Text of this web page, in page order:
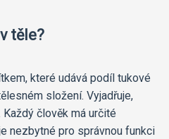
těle?
které udává podíl tukové
složení. Vyjadřuje,
člověk má určité
nezbytné pro správnou funkci